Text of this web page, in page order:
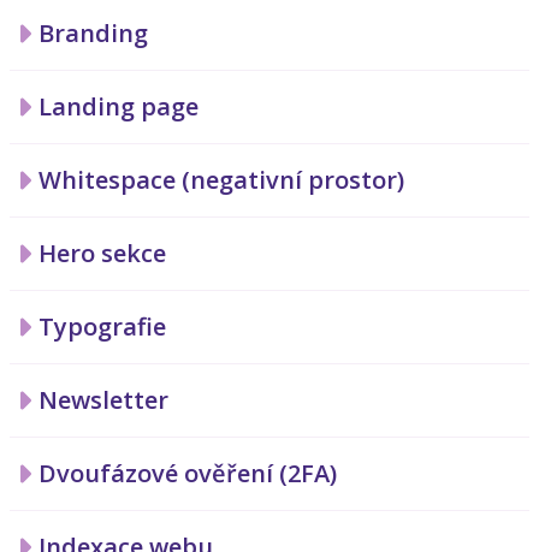
Branding
Landing page
Whitespace (negativní prostor)
Hero sekce
Typografie
Newsletter
Dvoufázové ověření (2FA)